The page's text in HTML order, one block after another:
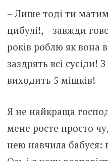
– Лише тоді ти
цибулі!, – завжди
років роблю як вона
заздрять всі сусіди!
виходить 5 мішків!
Я не найкраща
мене росте просто
нею навчила бабуся: